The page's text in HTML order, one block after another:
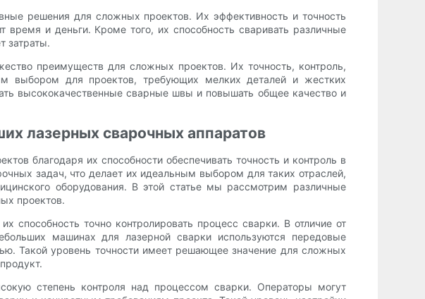
решения для сложных проектов. Их эффективность и точность
и деньги. Кроме того, их способность сваривать различные
затраты.
преимуществ для сложных проектов. Их точность, контроль,
выбором для проектов, требующих мелких деталей и жестких
высококачественные сварные швы и повышать общее качество и
лазерных сварочных аппаратов
благодаря их способности обеспечивать точность и контроль в
задач, что делает их идеальным выбором для таких отраслей,
оборудования. В этой статье мы рассмотрим различные
проектов.
точно контролировать процесс сварки. В отличие от
машинах для лазерной сварки используются передовые
Такой уровень точности имеет решающее значение для сложных
степень контроля над процессом сварки. Операторы могут